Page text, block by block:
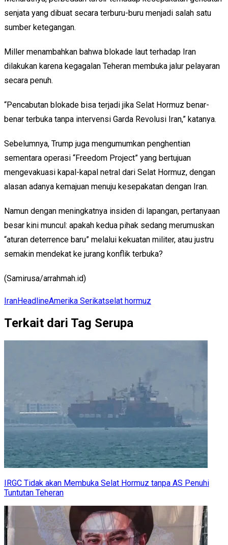
senjata yang dibuat secara terburu-buru menjadi salah satu
sumber ketegangan.
Miller menambahkan bahwa blokade laut terhadap Iran
dilakukan karena kegagalan Teheran membuka jalur pelayaran
secara penuh.
“Pencabutan blokade bisa terjadi jika Selat Hormuz benar-
benar terbuka tanpa intervensi Garda Revolusi Iran,” katanya.
Sebelumnya, Trump juga mengumumkan penghentian
sementara operasi “Freedom Project” yang bertujuan
mengevakuasi kapal-kapal netral dari Selat Hormuz, dengan
alasan adanya kemajuan menuju kesepakatan dengan Iran.
Namun dengan meningkatnya insiden di lapangan, pertanyaan
besar kini muncul: apakah kedua pihak sedang merumuskan
“aturan deterrence baru” melalui kekuatan militer, atau justru
semakin mendekat ke jurang konflik terbuka?
(Samirusa/arrahmah.id)
IranHeadlineAmerika Serikatselat hormuz
Terkait dari Tag Serupa
IRGC Tidak akan Membuka Selat Hormuz tanpa AS Penuhi
Tuntutan Teheran